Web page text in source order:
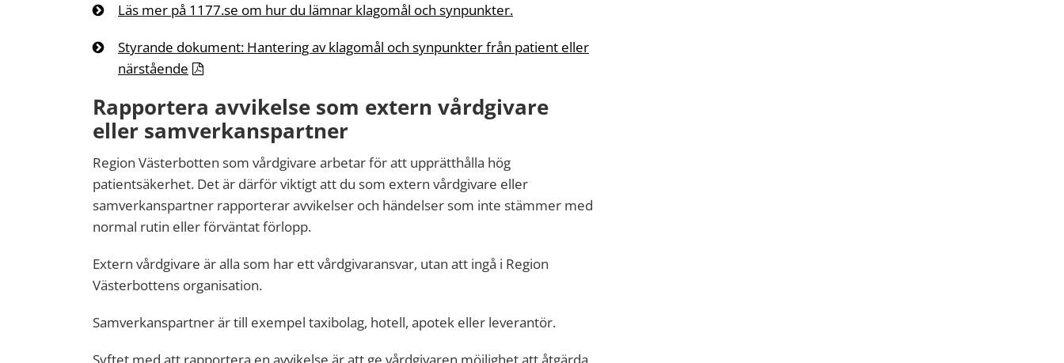
Läs mer på 1177.se om hur du lämnar klagomål och synpunkter.
Styrande dokument: Hantering av klagomål och synpunkter från patient eller
närstående
Rapportera avvikelse som extern vårdgivare
eller samverkanspartner
Region Västerbotten som vårdgivare arbetar för att upprätthålla hög
patientsäkerhet. Det är därför viktigt att du som extern vårdgivare eller
samverkanspartner rapporterar avvikelser och händelser som inte stämmer med
normal rutin eller förväntat förlopp.
Extern vårdgivare är alla som har ett vårdgivaransvar, utan att ingå i Region
Västerbottens organisation.
Samverkanspartner är till exempel taxibolag, hotell, apotek eller leverantör.